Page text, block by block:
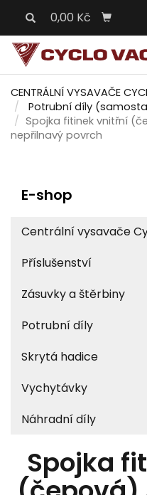
0,00 Kč
CENTRÁLNÍ VYSAVAČE
Potrubní díly
Spojka fitinek vnitřní
nepřilnavý povrch
E-shop
Centrální vysavače
Příslušenství
Zásuvky a štěrbiny
Potrubní díly
Skrytá hadice
Vychytávky
Náhradní díly
Spojka